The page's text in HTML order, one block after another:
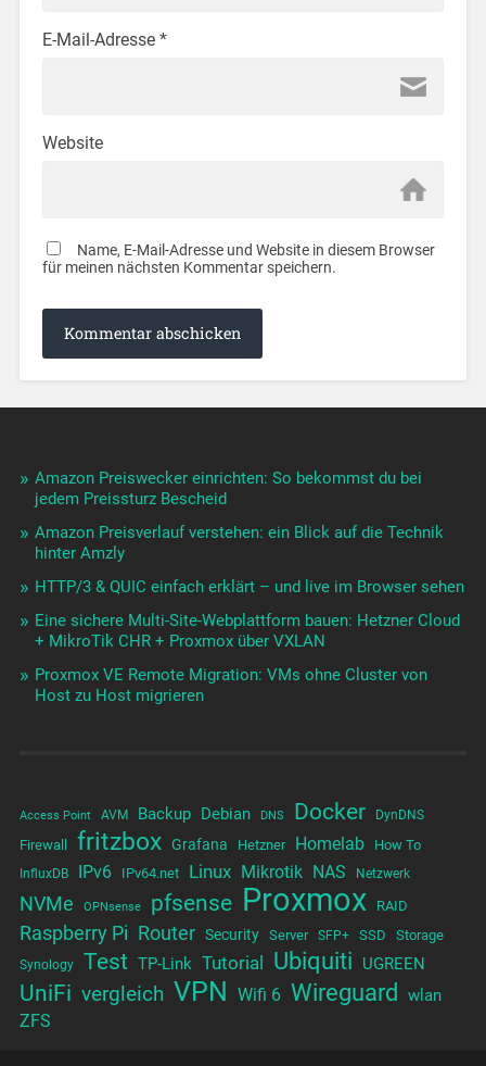
E-Mail-Adresse *
Website
Name, E-Mail-Adresse und Website in diesem Browser
für meinen nächsten Kommentar speichern.
Amazon Preiswecker einrichten: So bekommst du bei
jedem Preissturz Bescheid
Amazon Preisverlauf verstehen: ein Blick auf die Technik
hinter Amzly
HTTP/3 & QUIC einfach erklärt – und live im Browser sehen
Eine sichere Multi-Site-Webplattform bauen: Hetzner Cloud
+ MikroTik CHR + Proxmox über VXLAN
Proxmox VE Remote Migration: VMs ohne Cluster von
Host zu Host migrieren
Access Point AVM Backup Debian DNS Docker DynDNS
Firewall fritzbox Grafana Hetzner Homelab How To
InfluxDB IPv6 IPv64.net Linux Mikrotik NAS Netzwerk
NVMe OPNsense pfsense Proxmox RAID
Raspberry Pi Router Security Server SFP+ SSD Storage
Synology Test TP-Link Tutorial Ubiquiti UGREEN
UniFi vergleich VPN Wifi 6 Wireguard wlan
ZFS